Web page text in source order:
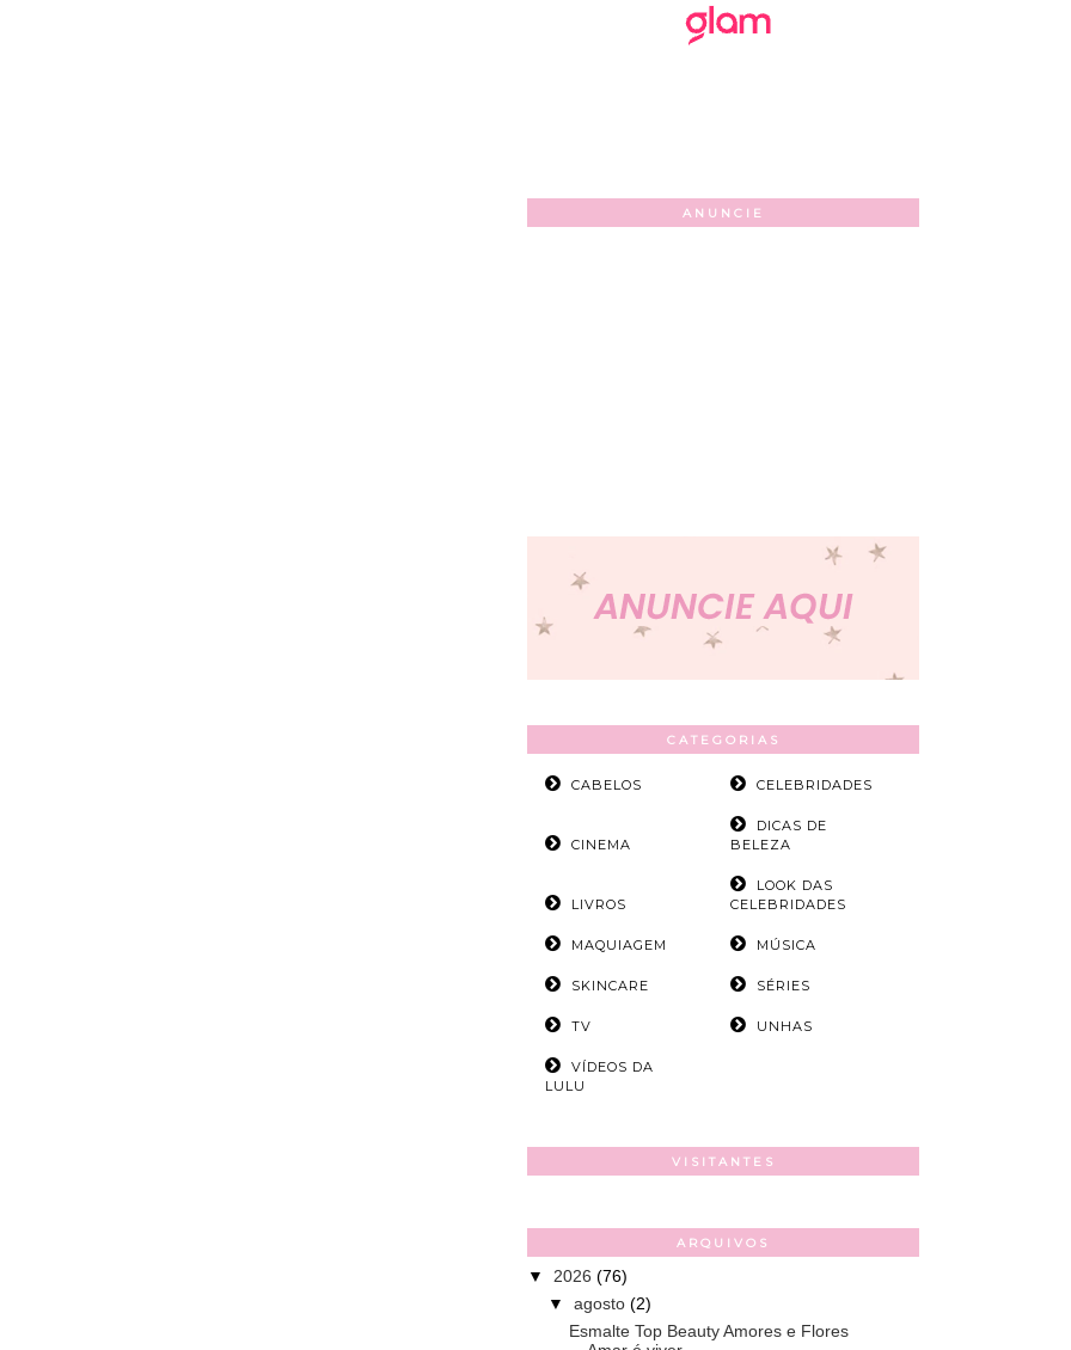
ANUNCIE
CATEGORIAS
CABELOS CELEBRIDADES
CINEMA
DICAS DE
BELEZA
LIVROS
LOOK DAS
CELEBRIDADES
MAQUIAGEM MÚSICA
SKINCARE SÉRIES
TV UNHAS
VÍDEOS DA
LULU
VISITANTES
ARQUIVOS
▼ 2026 (76)
▼ agosto (2)
Esmalte Top Beauty Amores e Flores